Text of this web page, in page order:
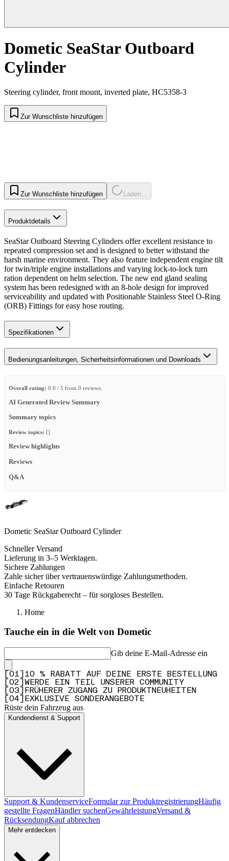
Dometic SeaStar Outboard
Cylinder
Steering cylinder, front mount, inverted plate, HC5358-3
Zur Wunschliste hinzufügen
Zur Wunschliste hinzufügen Laden...
Produktdetails
SeaStar Outboard Steering Cylinders offer excellent resistance to
repeated compression set and is designed to better withstand the
harsh marine environment. They also feature independent engine tilt
for twin/triple engine installations and varying lock-to-lock turn
ration dependent on helm selection. The new end gland sealing
system has been redesigned with an 8-hole design for improved
serviceability and updated with Positionable Stainless Steel O-Ring
(ORB) Fittings for easy hose routing.
Spezifikationen
Bedienungsanleitungen, Sicherheitsinformationen und Downloads
Overall rating: 0.0 / 5 from 0 reviews.
AI Generated Review Summary
Summary topics
Review topics: [].
Review highlights
Reviews
Q&A
Dometic SeaStar Outboard Cylinder
Schneller Versand
Lieferung in 3–5 Werktagen.
Sichere Zahlungen
Zahle sicher über vertrauenswürdige Zahlungsmethoden.
Einfache Retouren
30 Tage Rückgaberecht – für sorgloses Bestellen.
Home
Tauche ein in die Welt von Dometic
Gib deine E-Mail-Adresse ein
01
10 % RABATT AUF DEINE ERSTE BESTELLUNG
02
WERDE EIN TEIL UNSERER COMMUNITY
03
FRÜHERER ZUGANG ZU PRODUKTNEUHEITEN
04 EXKLUSIVE SONDERANGEBOTE
Rüste dein Fahrzeug aus
Kundendienst & Support
Support & KundenserviceFormular zur ProduktregistrierungHäufig
gestellte FragenHändler suchenGewährleistungVersand &
RücksendungKauf abbrechen
Mehr entdecken